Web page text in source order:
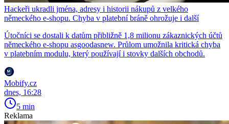
Hackeři ukradli jména, adresy i historii nákupů z velkého
německého e-shopu. Chyba v platební bráně ohrožuje i další
Útočníci se dostali k datům přibližně 1,8 milionu zákaznických účtů
německého e-shopu asgoodasnew. Průlom umožnila kritická chyba
v platebním modulu, který používají i stovky dalších obchodů.
Mobify.cz
dnes, 16:28
5 min
Reklama